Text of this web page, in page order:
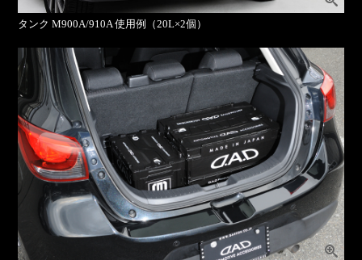
タンク M900A/910A 使用例（20L×2個）